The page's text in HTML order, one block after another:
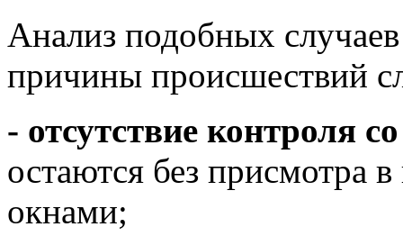
Анализ подобных
причины происшествий
- отсутствие контроля
остаются без присмотра
окнами;